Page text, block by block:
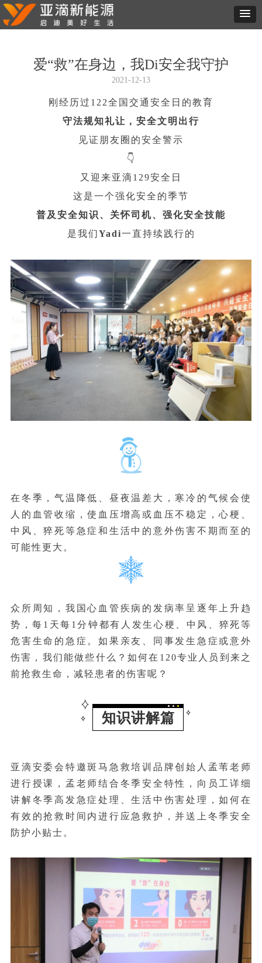
爱“救”在身边，我Di安全我守护
刚经历过122全国交通安全日的教育
守法规知礼让，安全文明出行
见证朋友圈的安全警示
👇
又迎来亚滴129安全日
这是一个强化安全的季节
普及安全知识、关怀司机、强化安全技能
是我们Yadi一直持续践行的
在冬季，气温降低、昼夜温差大，寒冷的气候会使
人的血管收缩，使血压增高或血压不稳定，心梗、
中风、猝死等急症和生活中的意外伤害不期而至的
可能性更大。
众所周知，我国心血管疾病的发病率呈逐年上升趋
势，每1天每1分钟都有人发生心梗、中风、猝死等
危害生命的急症。如果亲友、同事发生急症或意外
伤害，我们能做些什么？如何在120专业人员到来之
前抢救生命，减轻患者的伤害呢？
知识讲解篇
亚滴安委会特邀斑马急救培训品牌创始人孟苇老师
进行授课，孟老师结合冬季安全特性，向员工详细
讲解冬季高发急症处理、生活中伤害处理，如何在
有效的抢救时间内进行应急救护，并送上冬季安全
防护小贴士。
2021-12-13